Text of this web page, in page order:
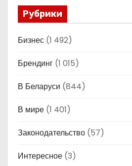
Рубрики
Бизнес (1 492)
Брендинг (1 015)
В Беларуси (844)
В мире (1 401)
Законодательство (57)
Интересное (3)